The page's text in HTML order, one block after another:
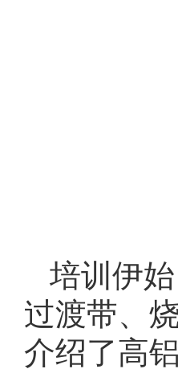
培训伊
过渡带、
介绍了高